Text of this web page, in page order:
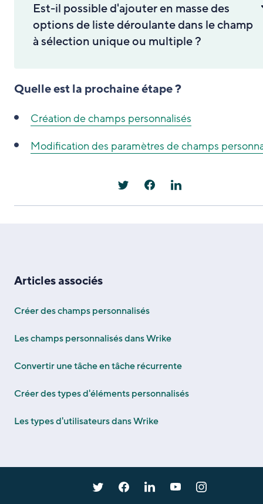
Est-il possible d'ajouter en masse des
options de liste déroulante dans le champ
à sélection unique ou multiple ?
Quelle est la prochaine étape ?
Création de champs personnalisés
Modification des paramètres de champs
Articles associés
Créer des champs personnalisés
Les champs personnalisés dans Wrike
Convertir une tâche en tâche récurrente
Créer des types d'éléments personnalisés
Les types d'utilisateurs dans Wrike